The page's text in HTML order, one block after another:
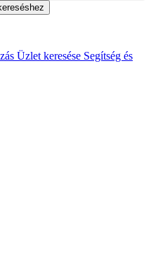
Üzlet keresése Segítség és